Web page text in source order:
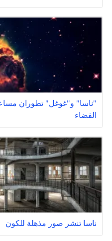
"ناسا" و"غوغل" تطوران
الفضاء
ناسا تنشر صور مذهلة للكون